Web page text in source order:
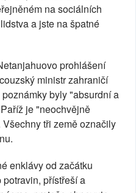
na sociálních
a jste na špatné
prohlášení
ministr zahraničí
byly "absurdní a
je "neochvějně
tři země označily
enklávy od začátku
přístřeší a